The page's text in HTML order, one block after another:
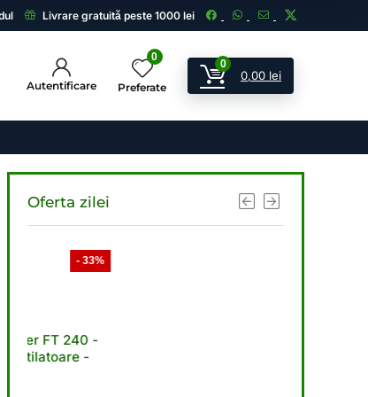
Livrare gratuită peste 1000 lei
Autentificare
0
Preferate
0
0,00 lei
Oferta zilei